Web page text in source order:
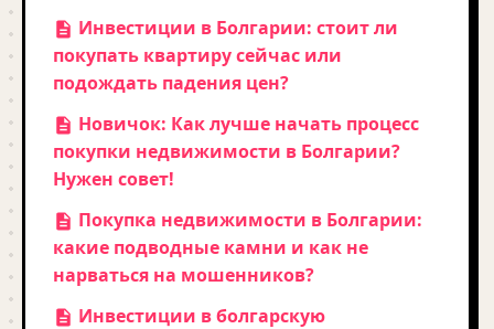
Инвестиции в Болгарии: стоит ли
покупать квартиру сейчас или
подождать падения цен?
Новичок: Как лучше начать процесс
покупки недвижимости в Болгарии?
Нужен совет!
Покупка недвижимости в Болгарии:
какие подводные камни и как не
нарваться на мошенников?
Инвестиции в болгарскую